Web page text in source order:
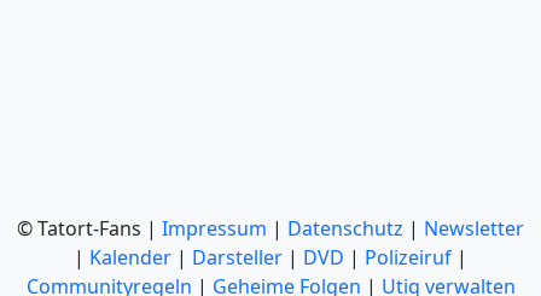
© Tatort-Fans | Impressum | Datenschutz | Newsletter
| Kalender | Darsteller | DVD | Polizeiruf |
Communityregeln | Geheime Folgen | Utiq verwalten